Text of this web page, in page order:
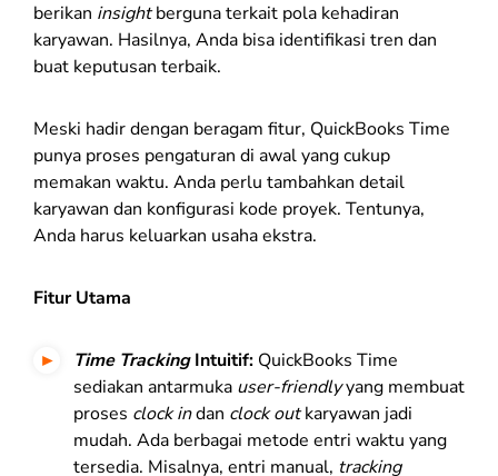
berikan insightberguna terkait pola kehadiran
karyawan. Hasilnya, Anda bisa identifikasi tren dan
buat keputusan terbaik.
Meski hadir dengan beragam fitur, QuickBooks Time
punya proses pengaturan di awal yang cukup
memakan waktu. Anda perlu tambahkan detail
karyawan dan konfigurasi kode proyek. Tentunya,
Anda harus keluarkan usaha ekstra.
Fitur Utama
Time TrackingIntuitif: QuickBooks Time
sediakan antarmuka user-friendlyyang membuat
proses clock indan clock outkaryawan jadi
mudah. Ada berbagai metode entri waktu yang
tersedia. Misalnya, entri manual, tracking